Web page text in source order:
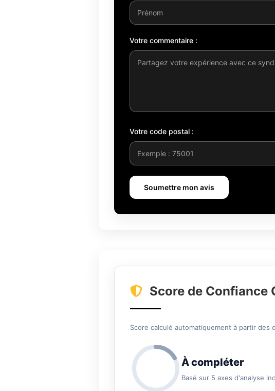
Votre commentaire :
Votre code postal :
Soumettre mon avis
Score de Confiance
Score calculé automatiquement à partir des
À compléter
Basé sur 5 axes d'analyse